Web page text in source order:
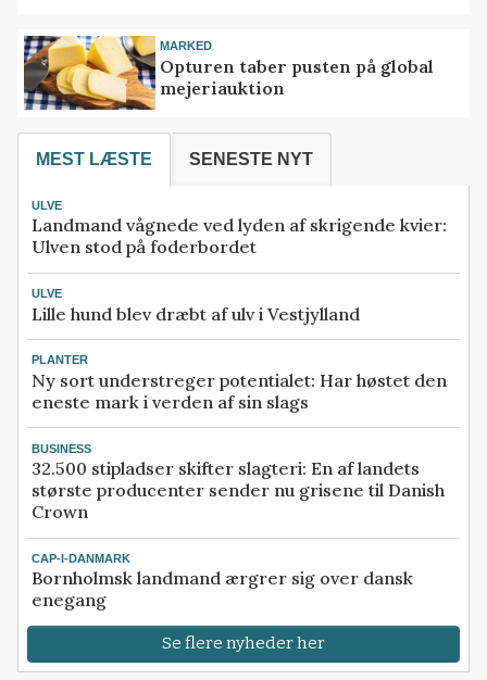
MARKED
Opturen taber pusten på global
mejeriauktion
MEST LÆSTE SENESTE NYT
ULVE
Landmand vågnede ved lyden af skrigende kvier:
Ulven stod på foderbordet
ULVE
Lille hund blev dræbt af ulv i Vestjylland
PLANTER
Ny sort understreger potentialet: Har høstet den
eneste mark i verden af sin slags
BUSINESS
32.500 stipladser skifter slagteri: En af landets
største producenter sender nu grisene til Danish
Crown
CAP-I-DANMARK
Bornholmsk landmand ærgrer sig over dansk
enegang
Se flere nyheder her